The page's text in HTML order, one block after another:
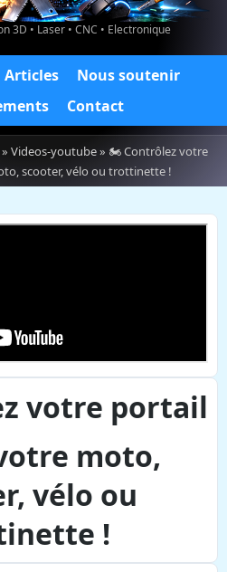
3D • Laser • CNC • Electronique
Articles
Nous soutenir
Contact
» Videos-youtube» 🏍️ Contrôlez votre
scooter, vélo ou trottinette !
votre portail
moto,
vélo ou
!